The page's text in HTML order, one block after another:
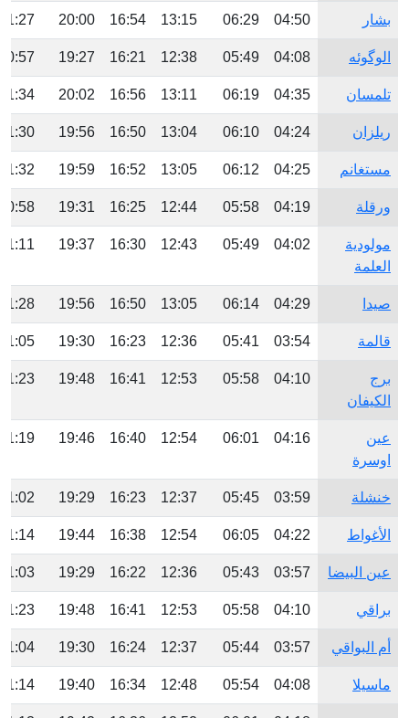
بشار 04:50
06:29
13:15
16:54
20:00
الوگوئه 04:08
05:49
12:38
16:21
19:27
تلمسان 04:35
06:19
13:11
16:56
20:02
ريلزان 04:24
06:10
13:04
16:50
19:56
مستغانم 04:25
06:12
13:05
16:52
19:59
ورقلة 04:19
05:58
12:44
16:25
19:31
مولودية
العلمة
04:02
05:49
12:43
16:30
19:37
صيدا 04:29
06:14
13:05
16:50
19:56
قالمة 03:54
05:41
12:36
16:23
19:30
برج
الكيفان
04:10
05:58
12:53
16:41
19:48
عين
اوسرة
04:16
06:01
12:54
16:40
19:46
خنشلة 03:59
05:45
12:37
16:23
19:29
الأغواط 04:22
06:05
12:54
16:38
19:44
عين البيضا 03:57
05:43
12:36
16:22
19:29
براقي 04:10
05:58
12:53
16:41
19:48
أم البواقي 03:57
05:44
12:37
16:24
19:30
ماسيلا 04:08
05:54
12:48
16:34
19:40